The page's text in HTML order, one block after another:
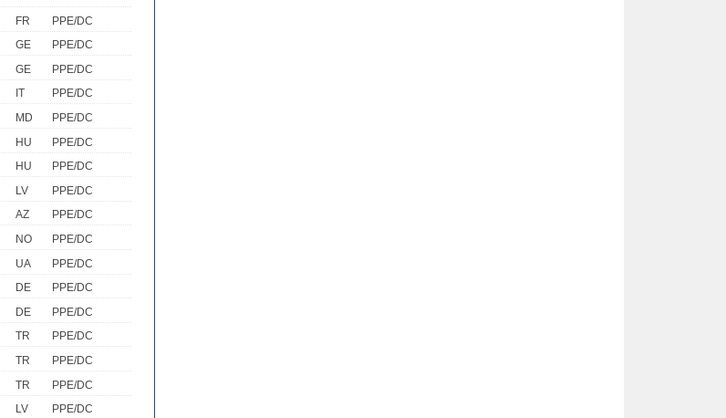
FR
PPE/DC
GE
PPE/DC
GE
PPE/DC
IT
PPE/DC
MD
PPE/DC
HU
PPE/DC
HU
PPE/DC
LV
PPE/DC
AZ
PPE/DC
NO
PPE/DC
UA
PPE/DC
DE
PPE/DC
DE
PPE/DC
TR
PPE/DC
TR
PPE/DC
TR
PPE/DC
LV
PPE/DC